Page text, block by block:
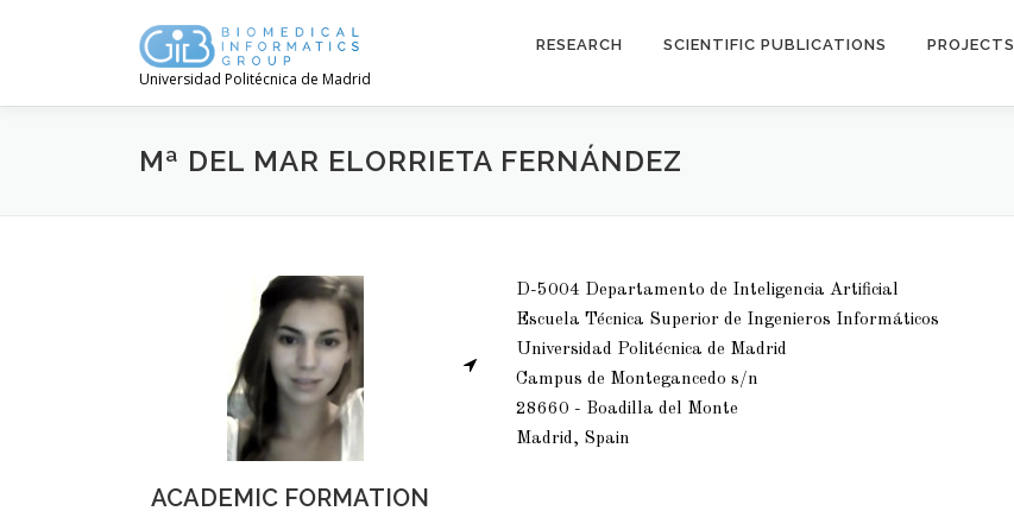
Universidad Politécnica de Madrid
RESEARCH SCIENTIFIC PUBLICATIONS PROJECTS
Mª DEL MAR ELORRIETA FERNÁNDEZ
D-5004 Departamento de Inteligencia Artificial
Escuela Técnica Superior de Ingenieros Informáticos
Universidad Politécnica de Madrid
Campus de Montegancedo s/n
28660 - Boadilla del Monte
Madrid, Spain
ACADEMIC FORMATION